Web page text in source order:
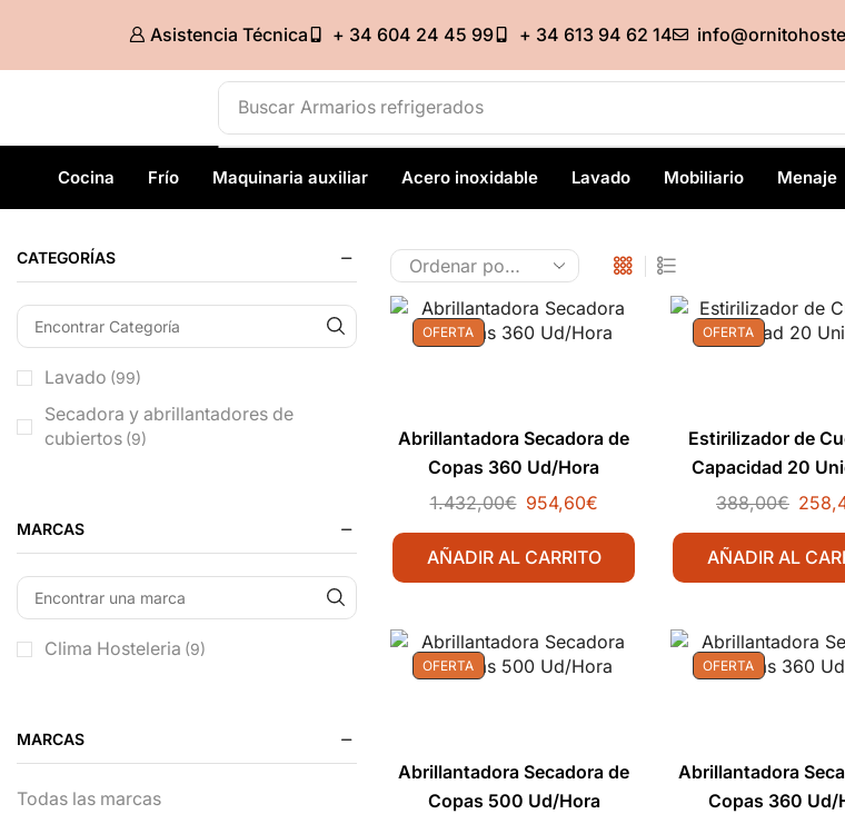
Asistencia Técnica + 34 604 24 45 99 + 34 613 94 62 14
Buscar Armarios refrigerados
Cocina Frío Maquinaria auxiliar Acero inoxidable Lavado Mobiliario Menaje
OFERTA
Abrillantadora Secadora de
Copas 360 Ud/Hora
1.432,00€ 954,60€
AÑADIR AL CARRITO
OFERTA
Estirilizador de
Capacidad 20
388,00€
AÑADIR AL
OFERTA
Abrillantadora Secadora de
Copas 500 Ud/Hora
OFERTA
Abrillantadora
Copas 360 Ud/
CATEGORÍAS
Lavado (99)
Secadora y abrillantadores de
cubiertos (9)
MARCAS
Clima Hosteleria (9)
MARCAS
Todas las marcas